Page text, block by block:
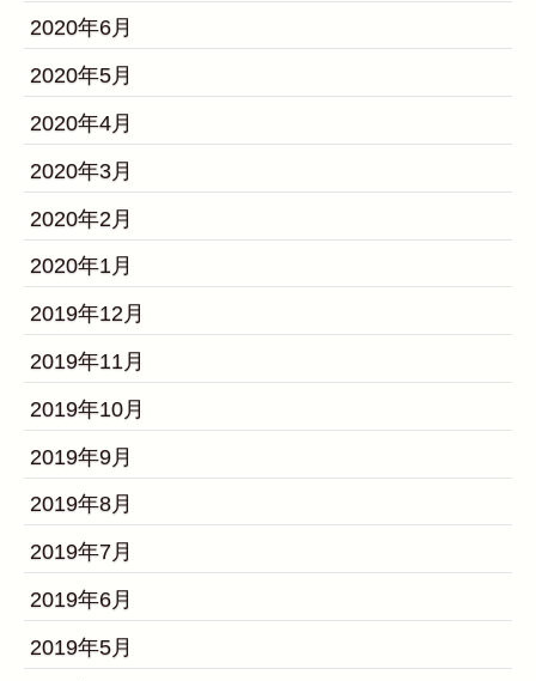
2020年6月
2020年5月
2020年4月
2020年3月
2020年2月
2020年1月
2019年12月
2019年11月
2019年10月
2019年9月
2019年8月
2019年7月
2019年6月
2019年5月